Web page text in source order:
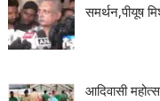
समर्थन,पीयूष
आदिवासी